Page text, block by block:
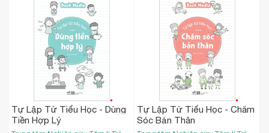
Tự Lập Từ Tiểu Học - Dùng
Tiền Hợp Lý
Tự Lập Từ Tiểu Học - Chăm
Sóc Bản Thân